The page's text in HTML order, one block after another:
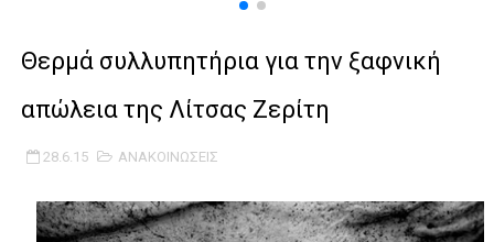
TEΛΙΚΟΣ ΚΥΠΕΛΛΟΥ: Κυπελλούχος ο Μανδραϊκός σε ματς
Θερμά συλλυπητήρια για την ξαφνική
απώλεια της Λίτσας Ζερίτη
28.6.15 ΑΝΑΚΟΙΝΩΣΕΙΣ